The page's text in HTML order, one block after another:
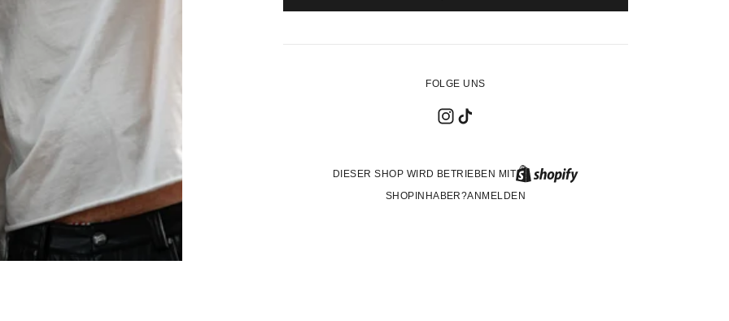
FOLGE UNS
DIESER SHOP WIRD BETRIEBEN MIT
SHOPINHABER?ANMELDEN